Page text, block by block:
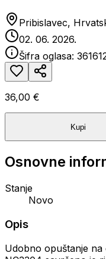
Pribislavec,
02. 06. 2026.
Šifra oglasa:
36,00 €
Kupi
Osnovne
Stanje
Novo
Opis
Udobno opuštanje